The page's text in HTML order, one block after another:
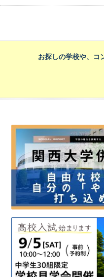
お探しの学校や、コ